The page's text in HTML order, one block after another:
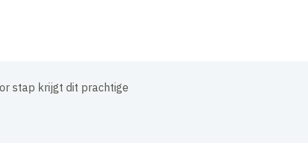
stap krijgt dit prachtige